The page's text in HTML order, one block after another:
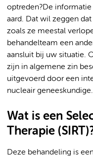
optreden?De
aard. Dat wil zeggen
zoals ze meestal
behandelteam een
aansluit bij uw situatie.
zijn in algemene zin
uitgevoerd door een
nucleair geneeskundige.
Wat is een
Therapie
Deze behandeling is